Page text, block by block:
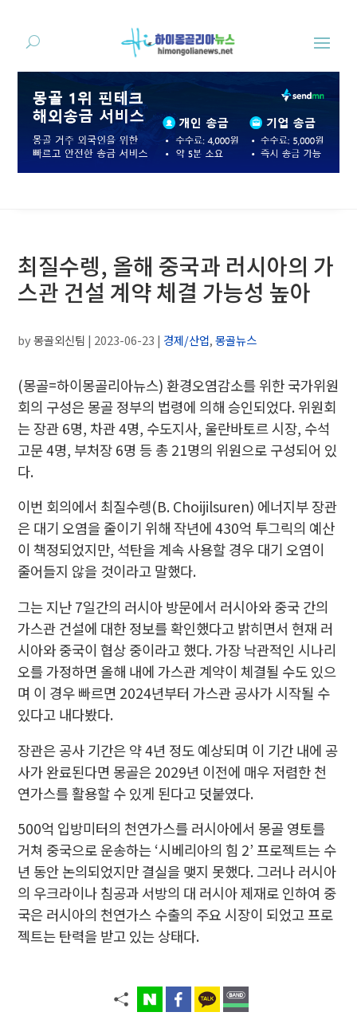
최질수렝, 올해 중국과 러시아의 가
스관 건설 계약 체결 가능성 높아
by몽골외신팀 | 2023-06-23 | 경제/산업,몽골뉴스
(몽골=하이몽골리아뉴스) 환경오염감소를 위한 국가위원
회의 구성은 몽골 정부의 법령에 의해 승인되었다. 위원회
는 장관 6명, 차관 4명, 수도지사, 울란바토르 시장, 수석
고문 4명, 부처장 6명 등 총 21명의 위원으로 구성되어 있
다.
이번 회의에서 최질수렝(B. Choijilsuren) 에너지부 장관
은 대기 오염을 줄이기 위해 작년에 430억 투그릭의 예산
이 책정되었지만, 석탄을 계속 사용할 경우 대기 오염이
줄어들지 않을 것이라고 말했다.
그는 지난 7일간의 러시아 방문에서 러시아와 중국 간의
가스관 건설에 대한 정보를 확인했다고 밝히면서 현재 러
시아와 중국이 협상 중이라고 했다. 가장 낙관적인 시나리
오를 가정하면 올해 내에 가스관 계약이 체결될 수도 있으
며 이 경우 빠르면 2024년부터 가스관 공사가 시작될 수
있다고 내다봤다.
장관은 공사 기간은 약 4년 정도 예상되며 이 기간 내에 공
사가 완료된다면 몽골은 2029년 이전에 매우 저렴한 천
연가스를 활용할 수 있게 된다고 덧붙였다.
500억 입방미터의 천연가스를 러시아에서 몽골 영토를
거쳐 중국으로 운송하는 ‘시베리아의 힘 2’ 프로젝트는 수
년 동안 논의되었지만 결실을 맺지 못했다. 그러나 러시아
의 우크라이나 침공과 서방의 대 러시아 제재로 인하여 중
국은 러시아의 천연가스 수출의 주요 시장이 되었고 프로
젝트는 탄력을 받고 있는 상태다.